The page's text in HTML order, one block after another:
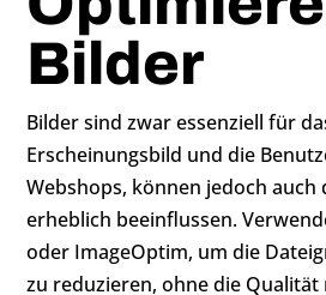
Bilder
Bilder sind zwar essenziell für
Erscheinungsbild und die
Webshops, können jedoch auch
erheblich beeinflussen.
oder ImageOptim, um die
zu reduzieren, ohne die Qualität